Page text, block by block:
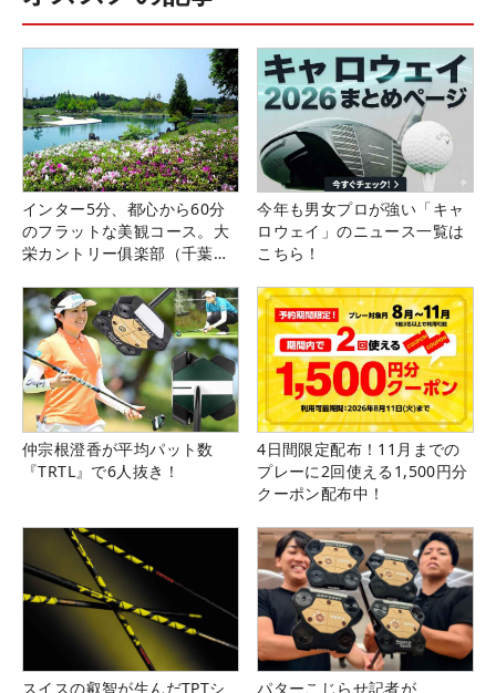
インター5分、都心から60分
のフラットな美観コース。大
栄カントリー俱楽部（千葉
今年も男女プロが強い「キャ
ロウェイ」のニュース一覧は
こちら！
仲宗根澄香が平均パット数
『TRTL』で6人抜き！
4日間限定配布！11月までの
プレーに2回使える1,500円分
クーポン配布中！
スイスの叡智が生んだTPTシ
パターこじらせ記者が